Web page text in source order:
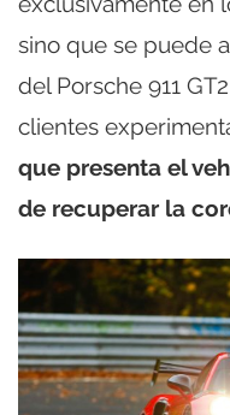
sino que se puede
del Porsche 911
clientes
que presenta el
de recuperar la